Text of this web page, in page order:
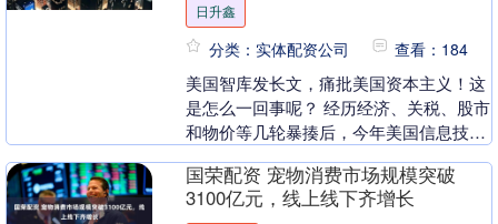
日升鑫
分类：实体配资公司 查看：184
美国智库发长文，痛批美国资本主义！这
是怎么一回事呢？ 经历经济、关税、股市
和物价等几轮暴揍后，今年美国信息技术
术经济战争做准....
国荣配资 宠物消费市场规模突破
3100亿元，线上线下齐增长